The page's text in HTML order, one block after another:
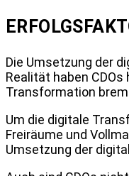
Die Umsetzung der
Realität haben
Transformation
Um die digitale
Freiräume und
Umsetzung der